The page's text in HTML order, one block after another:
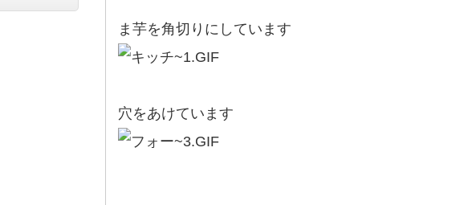
ま芋を角切りにしています
穴をあけています